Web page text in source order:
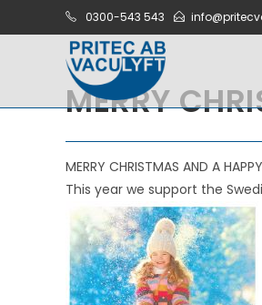
till
0300-543 543
MERRY
MERRY CHRISTMAS AND A
This year we support the